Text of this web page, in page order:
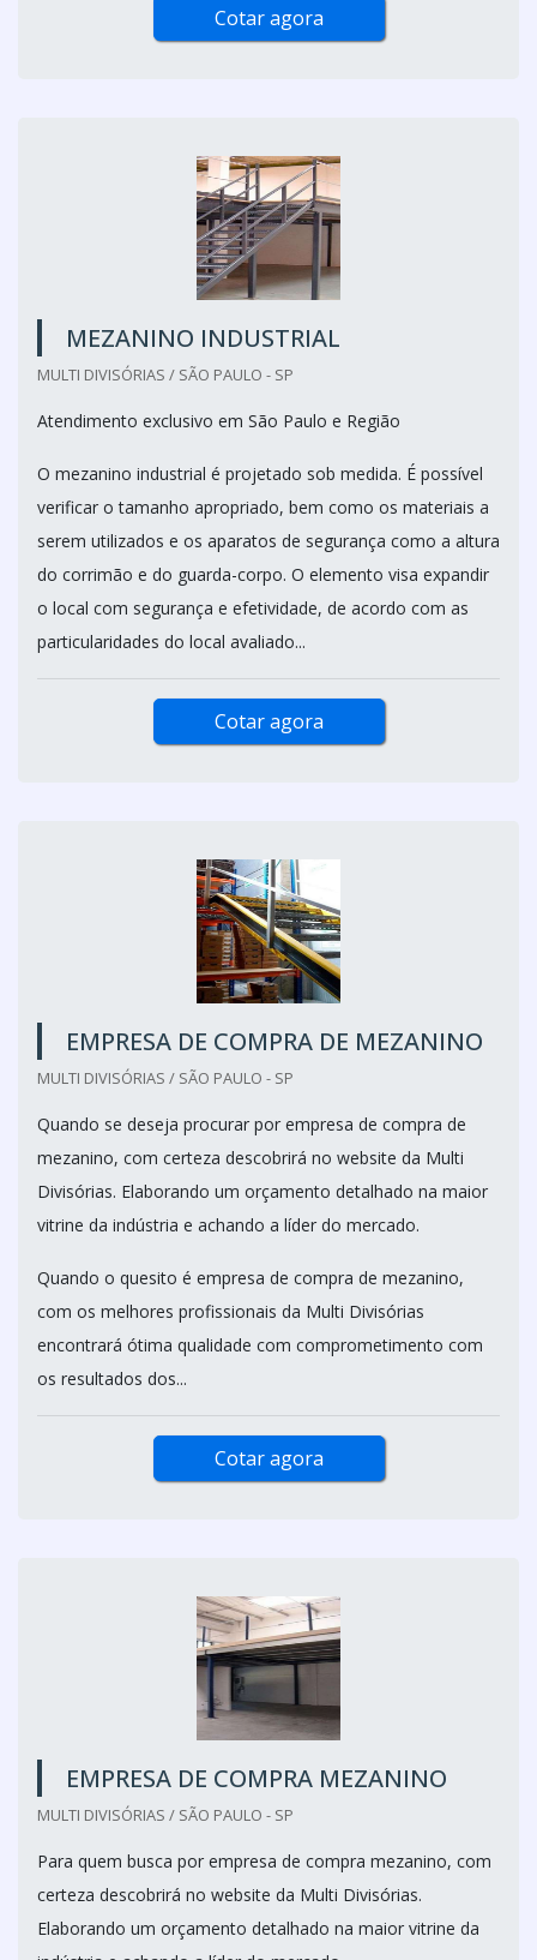
Cotar agora
MEZANINO INDUSTRIAL
MULTI DIVISÓRIAS / SÃO PAULO - SP
Atendimento exclusivo em São Paulo e Região
O mezanino industrial é projetado sob medida. É possível
verificar o tamanho apropriado, bem como os materiais a
serem utilizados e os aparatos de segurança como a altura
do corrimão e do guarda-corpo. O elemento visa expandir
o local com segurança e efetividade, de acordo com as
particularidades do local avaliado...
Cotar agora
EMPRESA DE COMPRA DE MEZANINO
MULTI DIVISÓRIAS / SÃO PAULO - SP
Quando se deseja procurar por empresa de compra de
mezanino, com certeza descobrirá no website da Multi
Divisórias. Elaborando um orçamento detalhado na maior
vitrine da indústria e achando a líder do mercado.
Quando o quesito é empresa de compra de mezanino,
com os melhores profissionais da Multi Divisórias
encontrará ótima qualidade com comprometimento com
os resultados dos...
Cotar agora
EMPRESA DE COMPRA MEZANINO
MULTI DIVISÓRIAS / SÃO PAULO - SP
Para quem busca por empresa de compra mezanino, com
certeza descobrirá no website da Multi Divisórias.
Elaborando um orçamento detalhado na maior vitrine da